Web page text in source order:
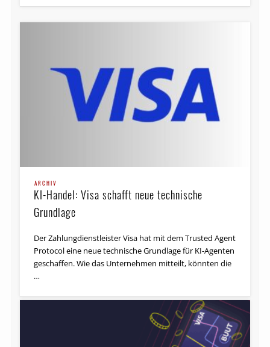
ARCHIV
KI-Handel: Visa schafft neue technische
Grundlage
Der Zahlungdienstleister Visa hat mit dem Trusted Agent
Protocol eine neue technische Grundlage für KI-Agenten
geschaffen. Wie das Unternehmen mitteilt, könnten die
…